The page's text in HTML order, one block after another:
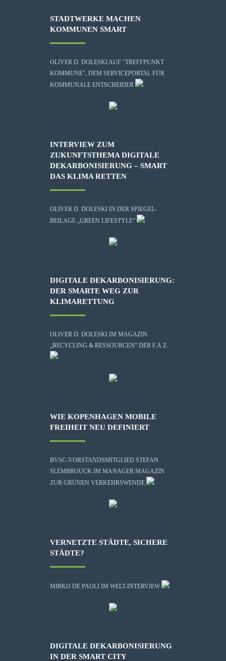
STADTWERKE MACHEN
KOMMUNEN SMART
OLIVER D. DOLESKI AUF "TREFFPUNKT
KOMMUNE", DEM SERVICEPORTAL FÜR
KOMMUNALE ENTSCHEIDER
INTERVIEW ZUM
ZUKUNFTSTHEMA DIGITALE
DEKARBONISIERUNG – SMART
DAS KLIMA RETTEN
OLIVER D. DOLESKI IN DER SPIEGEL-
BEILAGE „GREEN LIFESTYLE“
DIGITALE DEKARBONISIERUNG:
DER SMARTE WEG ZUR
KLIMARETTUNG
OLIVER D. DOLESKI IM MAGAZIN
„RECYCLING & RESSOURCEN“ DER F.A.Z.
WIE KOPENHAGEN MOBILE
FREIHEIT NEU DEFINIERT
BVSC-VORSTANDSMITGLIED STEFAN
SLEMBROUCK IM MANAGER MAGAZIN
ZUR GRÜNEN VERKEHRSWENDE
VERNETZTE STÄDTE, SICHERE
STÄDTE?
MIRKO DE PAOLI IM WELT-INTERVIEW
DIGITALE DEKARBONISIERUNG
IN DER SMART CITY